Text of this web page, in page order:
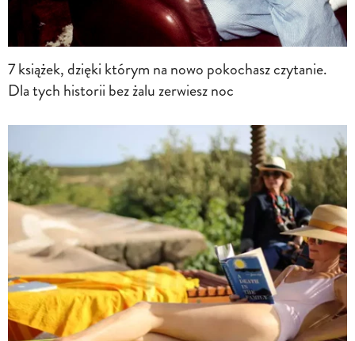
7 książek, dzięki którym na nowo pokochasz czytanie.
Dla tych historii bez żalu zerwiesz noc